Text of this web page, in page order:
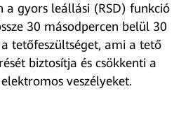
a gyors leállási (RSD) funkció
30 másodpercen belül 30
tetőfeszültséget, ami a tető
biztosítja és csökkenti a
veszélyeket.